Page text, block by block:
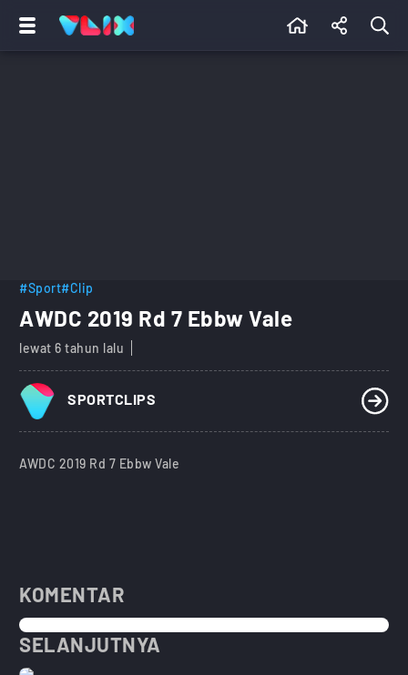
#Sport#Clip
AWDC 2019 Rd 7 Ebbw Vale
lewat 6 tahun lalu
SPORTCLIPS
AWDC 2019 Rd 7 Ebbw Vale
KOMENTAR
SELANJUTNYA